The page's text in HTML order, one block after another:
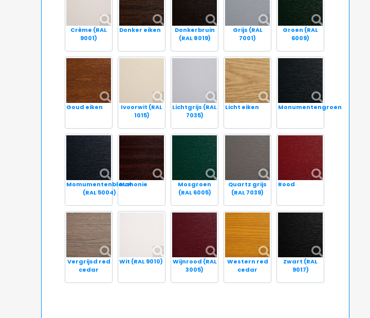
Crème (RAL
9001)
Donker eiken
Donkerbruin
(RAL 8019)
Grijs (RAL
7001)
Groen (RAL
6009)
Goud eiken
Ivoorwit (RAL
1015)
Lichtgrijs (RAL
7035)
Licht eiken Monumentengroen
Momumentenblauw
(RAL 5004)
Mahonie
Mosgroen
(RAL 6005)
Quartz grijs
(RAL 7039)
Rood
Vergrijsd red
cedar
Wit (RAL 9010)
Wijnrood (RAL
3005)
Western red
cedar
Zwart (RAL
9017)